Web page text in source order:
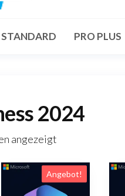
STANDARD PRO PLUS
2024
angezeigt
sortiert:
aufsteigend
Angebot!